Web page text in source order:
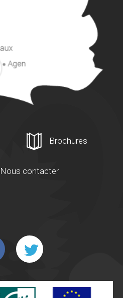
Brochures
Nous contacter